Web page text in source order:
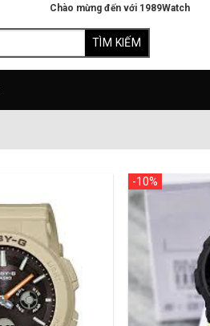
Chào mừng đến với 1989Watch
-10%